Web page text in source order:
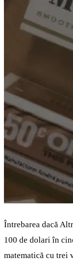
Întrebarea dacă
100 de dolari în
matematică cu trei